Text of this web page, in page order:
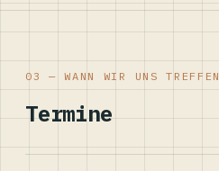
03 — WANN WIR UNS TREFFEN
Termine